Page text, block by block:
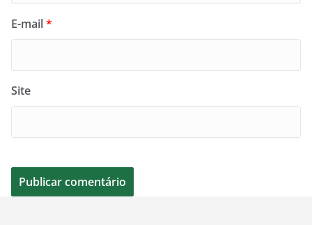
E-mail*
Site